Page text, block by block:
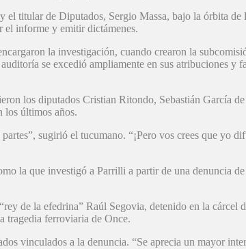
titular de Diputados, Sergio Massa, bajo la órbita
informe y emitir dictámenes.
la investigación, cuando crearon la
se excedió ampliamente en sus atribuciones y
los diputados Cristian Ritondo, Sebastián García
los últimos años.
sugirió el tucumano. “¡Pero vos crees que yo
la que investigó a Parrilli a partir de una denuncia
de la efedrina” Raúl Segovia, detenido en la
tragedia ferroviaria de Once.
vinculados a la denuncia. “Se aprecia un mayor